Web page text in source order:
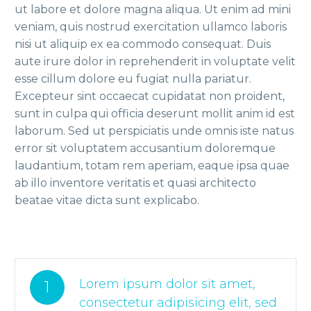
ut labore et dolore magna aliqua. Ut enim ad mini
veniam, quis nostrud exercitation ullamco laboris
nisi ut aliquip ex ea commodo consequat. Duis
aute irure dolor in reprehenderit in voluptate velit
esse cillum dolore eu fugiat nulla pariatur.
Excepteur sint occaecat cupidatat non proident,
sunt in culpa qui officia deserunt mollit anim id est
laborum. Sed ut perspiciatis unde omnis iste natus
error sit voluptatem accusantium doloremque
laudantium, totam rem aperiam, eaque ipsa quae
ab illo inventore veritatis et quasi architecto
beatae vitae dicta sunt explicabo.
1
Lorem ipsum dolor sit amet,
consectetur adipisicing elit, sed